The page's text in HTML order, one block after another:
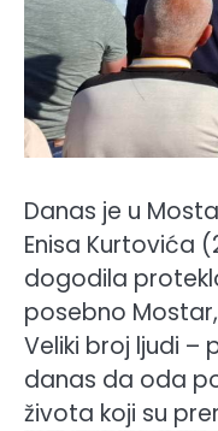
Danas je u
Enisa Kurtovića
dogodila
posebno
Veliki broj ljudi –
danas da oda
života koji su